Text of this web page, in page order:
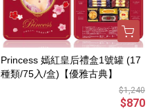
Princess 嫣紅皇后禮盒1號罐 (17
種類/75入/盒)【優雅古典】
$1,240
$870